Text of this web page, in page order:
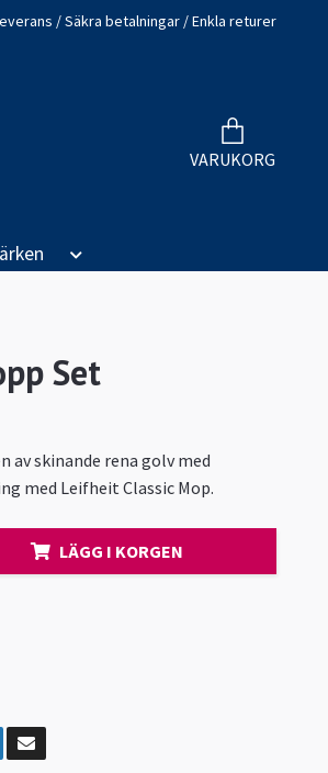
/ Säkra betalningar / Enkla returer
VARUKORG
Set
av skinande rena golv med
med Leifheit Classic Mop.
LÄGG I KORGEN